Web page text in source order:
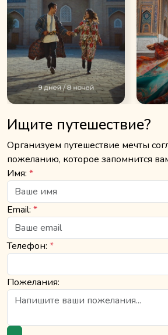
Ищите путешествие?
Организуем путешествие мечты
пожеланию, которое запомнится
Имя: *
Email: *
Телефон: *
Пожелания: